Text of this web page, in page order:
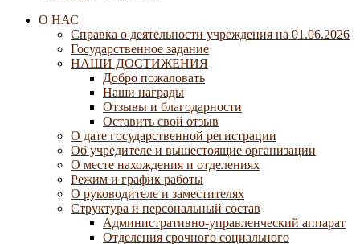
О НАС
Справка о деятельности учреждения на 01.06.2026
Государственное задание
НАШИ ДОСТИЖЕНИЯ
Добро пожаловать
Наши награды
Отзывы и благодарности
Оставить свой отзыв
О дате государственной регистрации
Об учредителе и вышестоящие организации
О месте нахождения и отделениях
Режим и график работы
О руководителе и заместителях
Структура и персональный состав
Административно-управленческий аппарат
Отделения срочного социального